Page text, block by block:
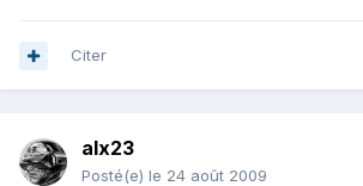
Citer
alx23
Posté(e) le 24 août 2009